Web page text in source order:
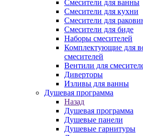
Смесители для ванны
Смесители для кухни
Смесители для
Смесители для биде
Наборы смесителей
Комплектующие для
смесителей
Вентили для
Диверторы
Изливы для ванны
Душевая программа
Назад
Душевая программа
Душевые панели
Душевые гарнитуры